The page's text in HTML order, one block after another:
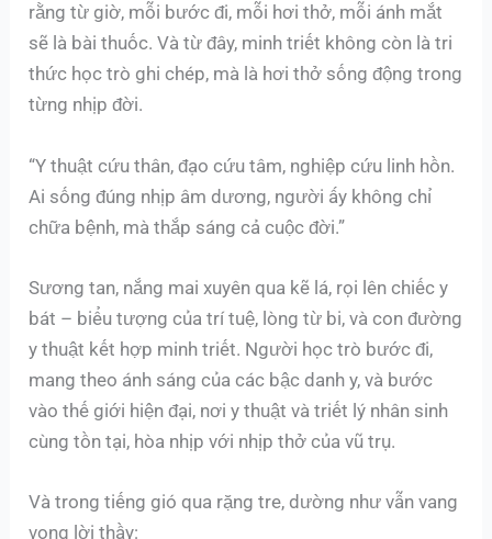
rằng từ giờ, mỗi bước đi, mỗi hơi thở, mỗi ánh mắt
sẽ là bài thuốc. Và từ đây, minh triết không còn là tri
thức học trò ghi chép, mà là hơi thở sống động trong
từng nhịp đời.
“Y thuật cứu thân, đạo cứu tâm, nghiệp cứu linh hồn.
Ai sống đúng nhịp âm dương, người ấy không chỉ
chữa bệnh, mà thắp sáng cả cuộc đời.”
Sương tan, nắng mai xuyên qua kẽ lá, rọi lên chiếc y
bát – biểu tượng của trí tuệ, lòng từ bi, và con đường
y thuật kết hợp minh triết. Người học trò bước đi,
mang theo ánh sáng của các bậc danh y, và bước
vào thế giới hiện đại, nơi y thuật và triết lý nhân sinh
cùng tồn tại, hòa nhịp với nhịp thở của vũ trụ.
Và trong tiếng gió qua rặng tre, dường như vẫn vang
vọng lời thầy: